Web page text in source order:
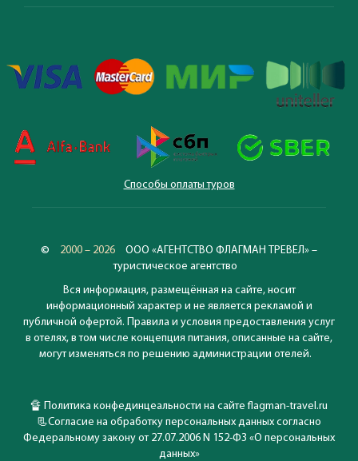
Способы оплаты туров
© 2000 – 2026
ООО «АГЕНТСТВО ФЛАГМАН ТРЕВЕЛ» –
туристическое агентство
Вся информация, размещённая на сайте, носит
информационный характер и не является рекламой и
публичной офертой. Правила и условия предоставления услуг
в отелях, в том числе концепция питания, описанные на сайте,
могут изменяться по решению администрации отелей.
🔏 Политика конфединцеальности на сайте flagman-travel.ru
📃Согласие на обработку персональных данных согласно
Федеральному закону от 27.07.2006 N 152-ФЗ «О персональных
данных»